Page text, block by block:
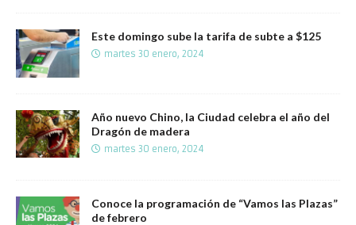
Este domingo sube la tarifa de subte a $125
martes 30 enero, 2024
Año nuevo Chino, la Ciudad celebra el año del
Dragón de madera
martes 30 enero, 2024
Conoce la programación de “Vamos las Plazas”
de febrero